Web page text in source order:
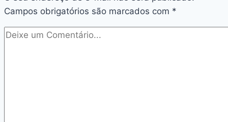
need
to
know
Campos obrigatórios são marcados com *